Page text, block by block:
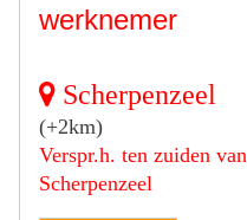
werknemer
Scherpenzeel
(+2km)
Verspr.h. ten zuiden van
Scherpenzeel